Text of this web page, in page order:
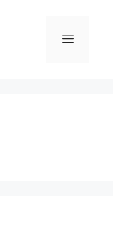
메